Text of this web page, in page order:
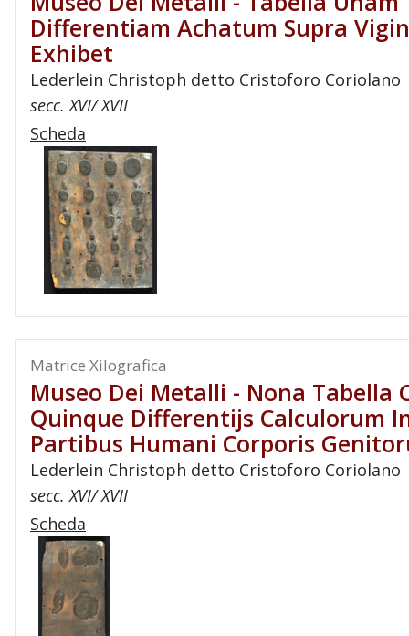
Differentiam Achatum Supra
Exhibet
Lederlein Christoph detto Cristoforo Coriolano
secc. XVI/ XVII
Scheda
Matrice Xilografica
Museo Dei Metalli - Nona Tabella
Quinque Differentijs Calculorum
Partibus Humani Corporis
Lederlein Christoph detto Cristoforo Coriolano
secc. XVI/ XVII
Scheda